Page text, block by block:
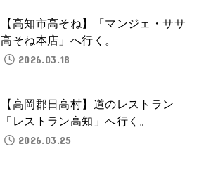
【高知市高そね】「マンジェ・ササ
高そね本店」へ行く。
2026.03.18
【高岡郡日高村】道のレストラン
「レストラン高知」へ行く。
2026.03.25